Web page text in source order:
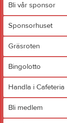
Bli vår sponsor
Sponsorhuset
Gräsroten
Bingolotto
Handla i Cafeteria
Bli medlem